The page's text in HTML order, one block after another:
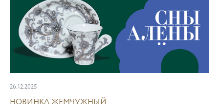
26.12.2025
НОВИНКА ЖЕМЧУЖНЫЙ